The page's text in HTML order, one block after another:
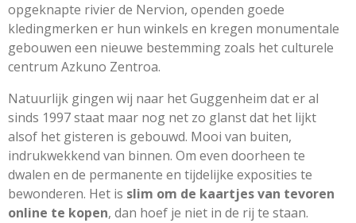
opgeknapte rivier de Nervion, openden goede
kledingmerken er hun winkels en kregen monumentale
gebouwen een nieuwe bestemming zoals het culturele
centrum Azkuno Zentroa.
Natuurlijk gingen wij naar het Guggenheim dat er al
sinds 1997 staat maar nog net zo glanst dat het lijkt
alsof het gisteren is gebouwd. Mooi van buiten,
indrukwekkend van binnen. Om even doorheen te
dwalen en de permanente en tijdelijke exposities te
bewonderen. Het is slim om de kaartjes van tevoren
online te kopen, dan hoef je niet in de rij te staan.